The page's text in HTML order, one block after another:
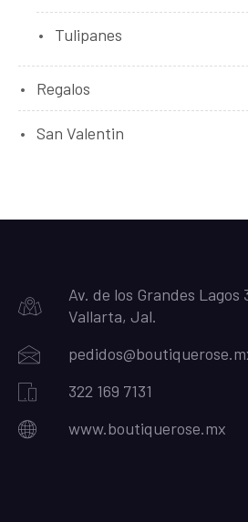
Tulipanes
Regalos
San Valentin
Av. de los Grandes
Vallarta, Jal.
322 169 7131
www.boutiquerose.mx